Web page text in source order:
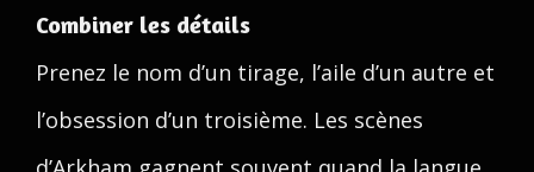
Combiner les détails
Prenez le nom d’un tirage, l’aile d’un autre et
l’obsession d’un troisième. Les scènes